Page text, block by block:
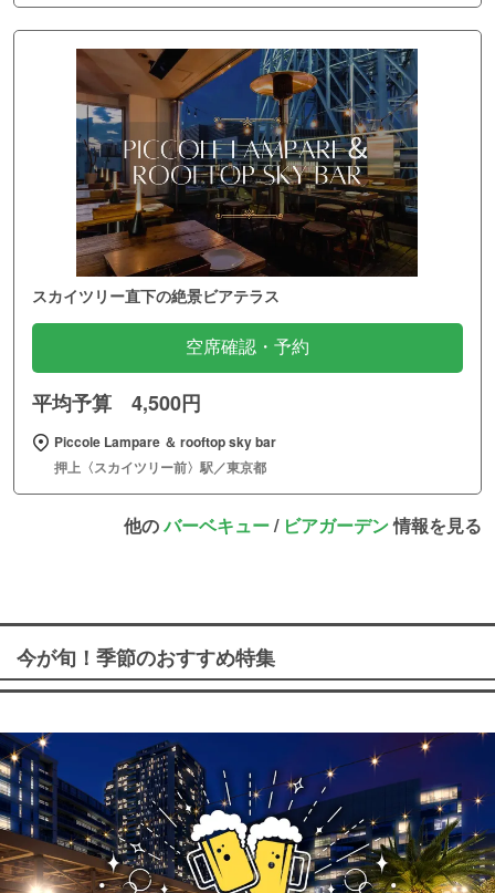
スカイツリー直下の絶景ビアテラス
空席確認・予約
平均予算 4,500円
Piccole Lampare ＆ rooftop sky bar
押上〈スカイツリー前〉駅／東京都
他のバーベキュー/ ビアガーデン情報を見る
今が旬！季節のおすすめ特集